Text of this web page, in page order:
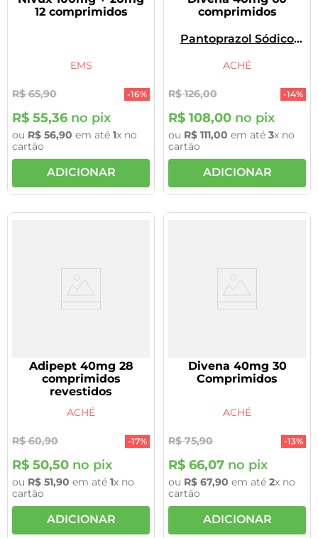
12 comprimidos
EMS
R$ 65,90 -16%
R$ 55,36 no pix
ou R$ 56,90 em até 1x no
cartão
ADICIONAR
comprimidos
Pantoprazol Sódico
Pantoprazol Magnésico
ACHÉ
R$ 126,00 -14%
R$ 108,00 no pix
ou R$ 111,00 em até 3x no
cartão
ADICIONAR
Adipept 40mg 28
comprimidos
revestidos
ACHÉ
R$ 60,90 -17%
R$ 50,50 no pix
ou R$ 51,90 em até 1x no
cartão
ADICIONAR
Divena 40mg 30
Comprimidos
ACHÉ
R$ 75,90 -13%
R$ 66,07 no pix
ou R$ 67,90 em até 2x no
cartão
ADICIONAR